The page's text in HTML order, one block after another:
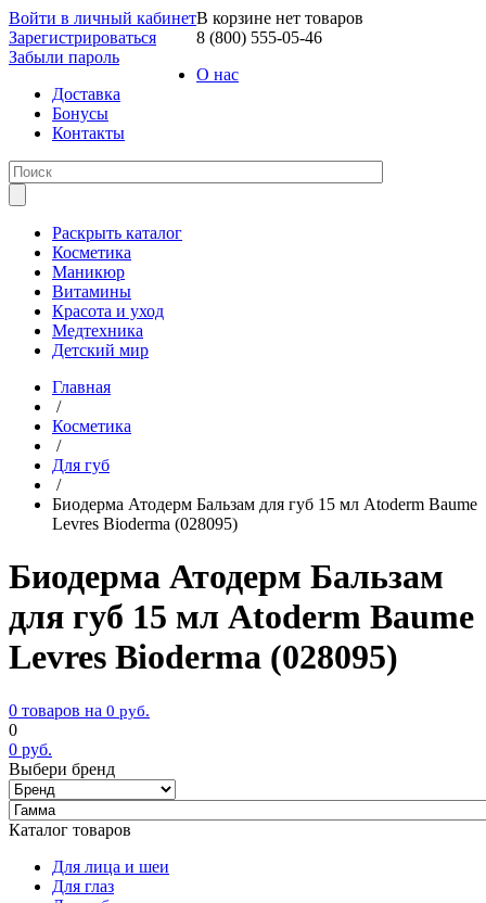
Войти в личный кабинет
Зарегистрироваться
Забыли пароль
В корзине нет товаров
8 (800) 555-05-46
О нас
Доставка
Бонусы
Контакты
Раскрыть каталог
Косметика
Маникюр
Витамины
Красота и уход
Медтехника
Детский мир
Главная
/
Косметика
/
Для губ
/
Биодерма Атодерм Бальзам для губ 15 мл Atoderm Baume
Levres Bioderma (028095)
Биодерма Атодерм Бальзам
для губ 15 мл Atoderm Baume
Levres Bioderma (028095)
0 товаров на 0 руб.
0
0 руб.
Выбери бренд
Каталог товаров
Для лица и шеи
Для глаз